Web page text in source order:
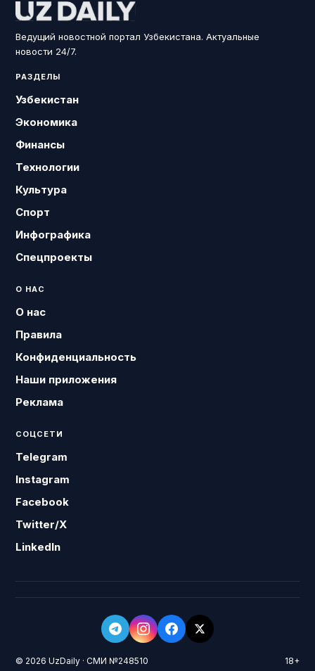
Ведущий новостной портал Узбекистана. Актуальные
новости 24/7.
РАЗДЕЛЫ
Узбекистан
Экономика
Финансы
Технологии
Культура
Спорт
Инфографика
Спецпроекты
О НАС
О нас
Правила
Конфиденциальность
Наши приложения
Реклама
СОЦСЕТИ
Telegram
Instagram
Facebook
Twitter/X
LinkedIn
© 2026 UzDaily · СМИ №248510 18+